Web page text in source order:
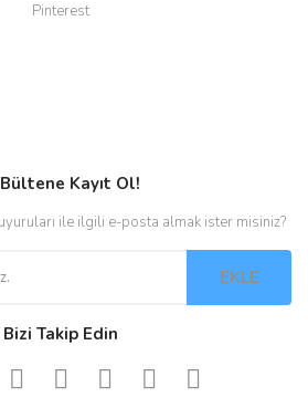
Pinterest
Kayıt Ol!
ile ilgili e-posta almak ister misiniz?
EKLE
Bizi Takip Edin